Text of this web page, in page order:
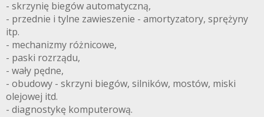
- skrzynię biegów automatyczną,
- przednie i tylne zawieszenie - amortyzatory, sprężyny
itp.
- mechanizmy różnicowe,
- paski rozrządu,
- wały pędne,
- obudowy - skrzyni biegów, silników, mostów, miski
olejowej itd.
- diagnostykę komputerową.